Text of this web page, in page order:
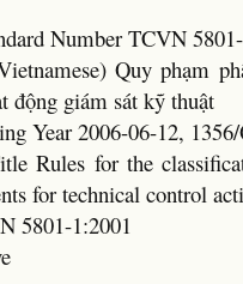
Number TCVN
Quy phạm
động giám sát kỹ thuật
Year 2006-06-12,
Rules for the
for technical control
5801-1:2001